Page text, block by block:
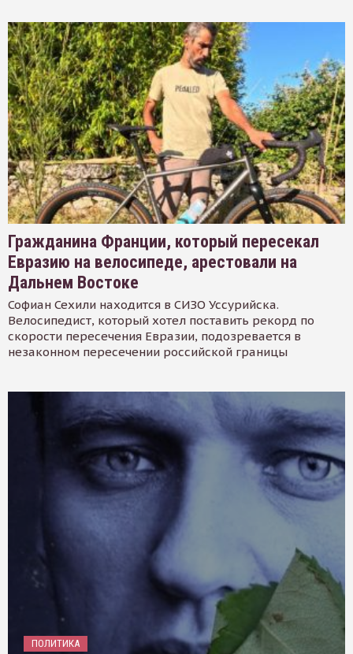
Гражданина Франции, который пересекал
Евразию на велосипеде, арестовали на
Дальнем Востоке
Софиан Сехили находится в СИЗО Уссурийска.
Велосипедист, который хотел поставить рекорд по
скорости пересечения Евразии, подозревается в
незаконном пересечении российской границы
ПОЛИТИКА